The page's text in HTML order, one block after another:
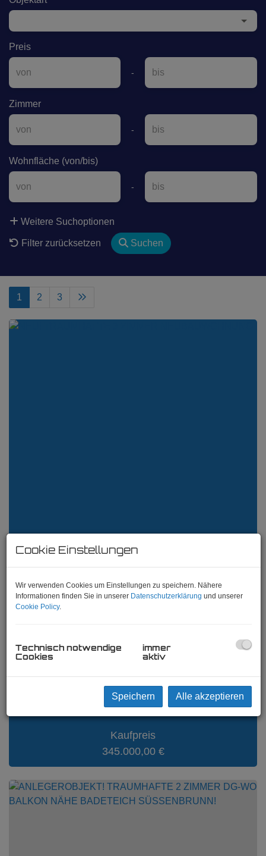
Preis
-
Zimmer
-
Wohnfläche (von/bis)
-
Weitere Suchoptionen
Filter zurücksetzen Suchen
1 2 3
NEU! TRAUMHAFTE 3 ZIMMER
NEUBAUWOHNUNG IN RUHIGER
LAGE!
Zimmer
Fläche
ca. 71,89 m
Kaufpreis
345.000,00 €
Cookie Einstellungen
Wir verwenden Cookies um Einstellungen zu speichern. Nähere
Informationen finden Sie in unserer Datenschutzerklärung und unserer
Cookie Policy.
Technisch notwendige
Cookies
immer
aktiv
Speichern Alle akzeptieren